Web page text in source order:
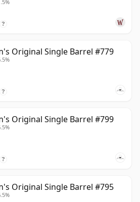
?
Original Single Barrel #779
?
Original Single Barrel #799
?
Original Single Barrel #795